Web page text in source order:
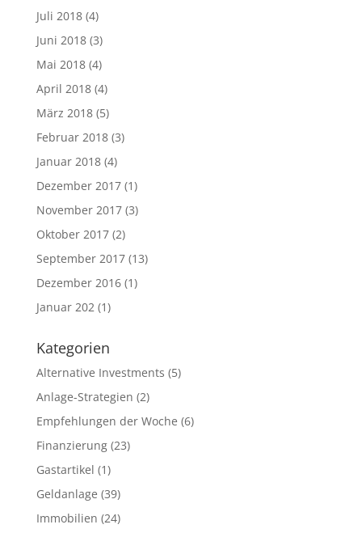
Juli 2018(4)
Juni 2018(3)
Mai 2018(4)
April 2018(4)
März 2018(5)
Februar 2018(3)
Januar 2018(4)
Dezember 2017(1)
November 2017(3)
Oktober 2017(2)
September 2017(13)
Dezember 2016(1)
Januar 202(1)
Kategorien
Alternative Investments (5)
Anlage-Strategien (2)
Empfehlungen der Woche (6)
Finanzierung(23)
Gastartikel (1)
Geldanlage (39)
Immobilien (24)